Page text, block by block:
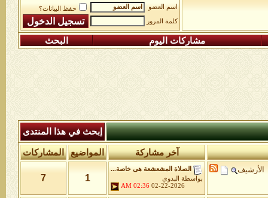
اسم العضو
حفظ البيانات؟
كلمة المرور
مشاركات اليوم البحث
إبحث في هذا المنتدى
آخر مشاركة المواضيع المشاركات
الأرشيف
الصلاة المشعشعة هى خاصة...
بواسطة
البدوي
02-22-2026
02:36 AM
1
7